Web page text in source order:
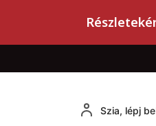
Szia, lépj